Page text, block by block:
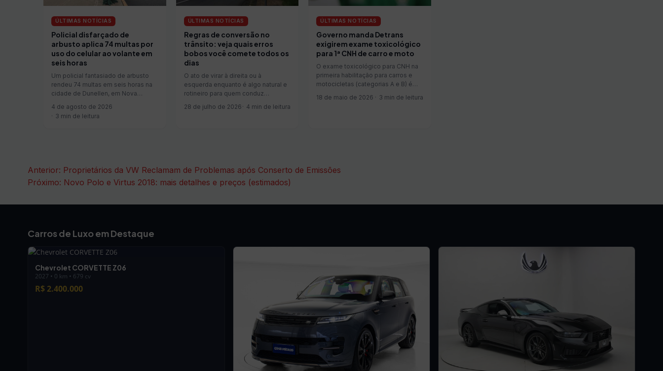
ÚLTIMAS NOTÍCIAS
Policial disfarçado de
arbusto aplica 74 multas por
uso do celular ao volante em
seis horas
Um policial fantasiado de arbusto
rendeu 74 multas em seis horas na
cidade de Dunellen, em Nova
4 de agosto de 2026
3 min de leitura
ÚLTIMAS NOTÍCIAS
Regras de conversão no
trânsito: veja quais erros
bobos você comete todos os
dias
O ato de virar à direita ou à
esquerda enquanto é algo natural e
rotineiro para quem conduz…
28 de julho de 2026
4 min de leitura
ÚLTIMAS NOTÍCIAS
Governo manda Detrans
exigirem exame toxicológico
para 1ª CNH de carro e moto
O exame toxicológico para CNH na
primeira habilitação para carros e
motocicletas (categorias A e B) é
18 de maio de 2026 3 min de leitura
Navegação
de
Post
Anterior: Proprietários da VW Reclamam de Problemas após Conserto de Emissões
Próximo: Novo Polo e Virtus 2018: mais detalhes e preços (estimados)
Carros de Luxo em Destaque
Chevrolet CORVETTE Z06
2027 • 0 km • 679 cv
R$ 2.400.000